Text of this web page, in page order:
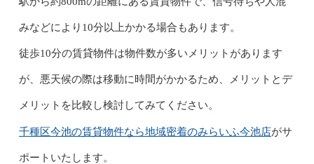
みなどにより10分以上かかる場合もあります。
徒歩10分の賃貸物件は物件数が多いメリットがあります
が、悪天候の際は移動に時間がかかるため、メリットとデ
メリットを比較し検討してみてください。
千種区今池の賃貸物件なら地域密着のみらいふ今池店がサ
ポートいたします。